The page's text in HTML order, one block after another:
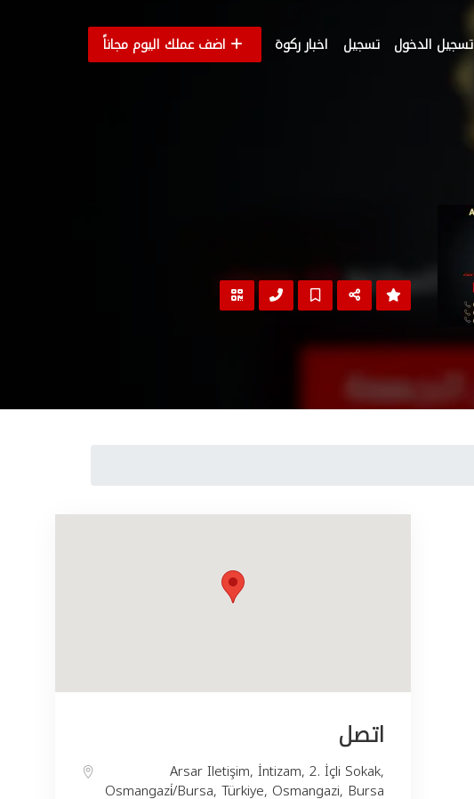
تسجيل الدخول تسجيل اخبار ركوة اضف عملك اليوم مجاناً
اتصل
Arsar Iletişim, İntizam, 2. İçli Sokak,
Osmangazi̇/Bursa, Türkiye, Osmangazi, Bursa